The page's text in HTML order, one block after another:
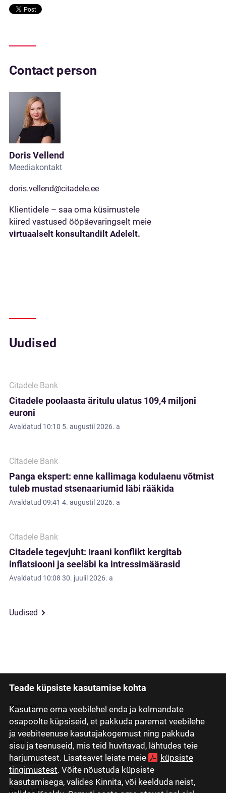
Teade küpsiste kasutamise kohta
Kasutame oma veebilehel enda ja kolmandate
osapoolte küpsiseid, et pakkuda paremat veebilehe
ja veebiteenuse kasutajakogemust ning pakkuda
sisu ja teenuseid, mis teid huvitavad, lähtudes teie
harjumustest. Lisateavet leiate meie
küpsiste
tingimustest. Võite nõustuda küpsiste
kasutamisega, valides Kinnita, või keelduda neist,
Contact person
Doris Vellend
Meediakontakt
doris.vellend@citadele.ee
Klientidele – saa oma küsimustele
kiired vastused ööpäevaringselt meie
virtuaalselt konsultandilt Adelelt.
Uudised
Citadele Bank
Citadele poolaasta äritulu ulatus 109,4 miljoni
euroni
Avaldatud 10:10 5. augustil 2026. a
Citadele Bank
Panga ekspert: enne kallimaga kodulaenu võtmist
tuleb mustad stsenaariumid läbi rääkida
Avaldatud 09:41 4. augustil 2026. a
Citadele Bank
Citadele tegevjuht: Iraani konflikt kergitab
inflatsiooni ja seeläbi ka intressimäärasid
Avaldatud 10:08 30. juulil 2026. a
Uudised
Latviski
Русский
English
Eesti
Lietuviškai